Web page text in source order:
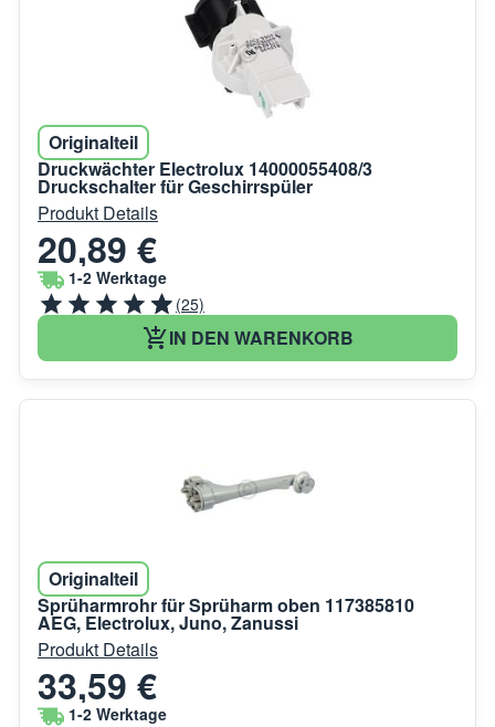
Originalteil
Druckwächter Electrolux 14000055408/3
Druckschalter für Geschirrspüler
Produkt Details
20,89 €
1-2 Werktage
(25)
IN DEN WARENKORB
Originalteil
Sprüharmrohr für Sprüharm oben 117385810
AEG, Electrolux, Juno, Zanussi
Produkt Details
33,59 €
1-2 Werktage